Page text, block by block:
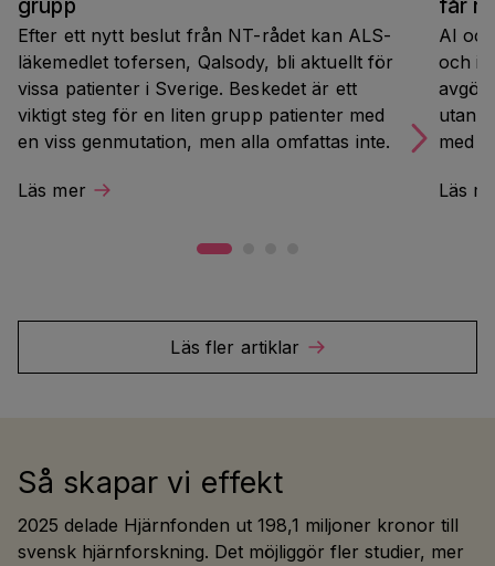
grupp
Efter ett nytt beslut från NT-rådet kan ALS-
läkemedlet tofersen, Qalsody, bli aktuellt för
vissa patienter i Sverige. Beskedet är ett
viktigt steg för en liten grupp patienter med
en viss genmutation, men alla omfattas inte.
Läs mer
får
AI
och
utan
med
Läs
Läs fler artiklar
Så skapar vi effekt
2025 delade Hjärnfonden ut 198,1 miljoner kronor till
svensk hjärnforskning. Det möjliggör fler studier, mer